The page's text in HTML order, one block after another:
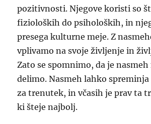
pozitivnosti. Njegove koristi so
fizioloških do psiholoških, in
presega kulturne meje. Z
vplivamo na svoje življenje in
Zato se spomnimo, da je
delimo. Nasmeh lahko spreminja
za trenutek, in včasih je prav ta
ki šteje najbolj.